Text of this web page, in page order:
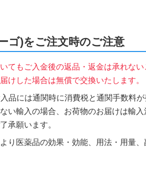
ゴ)をご注文時のご注意
てもご入金後の返品・返金は承れな
けした場合は無償で交換いたします。
品には通関時に消費税と通関手数料
い輸入の場合、お荷物のお届けは輸
承願います。
り医薬品の効果・効能、用法・用量